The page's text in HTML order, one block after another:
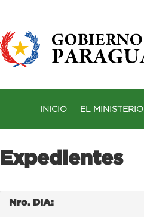
INICIO EL MINISTERIO
Expedientes
Nro. DIA: